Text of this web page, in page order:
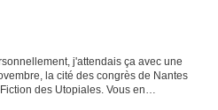
j'attendais ça avec une
la cité des congrès de Nantes
des Utopiales. Vous en